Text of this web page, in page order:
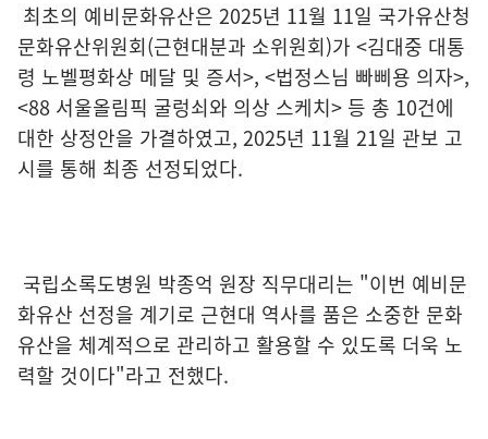
최초의 예비문화유산은 2025년 11월 11일 국가유산청
문화유산위원회(근현대분과 소위원회)가 <김대중 대통
령 노벨평화상 메달 및 증서>, <법정스님 빠삐용 의자>,
<88 서울올림픽 굴렁쇠와 의상 스케치> 등 총 10건에
대한 상정안을 가결하였고, 2025년 11월 21일 관보 고
시를 통해 최종 선정되었다.
국립소록도병원 박종억 원장 직무대리는 "이번 예비문
화유산 선정을 계기로 근현대 역사를 품은 소중한 문화
유산을 체계적으로 관리하고 활용할 수 있도록 더욱 노
력할 것이다"라고 전했다.